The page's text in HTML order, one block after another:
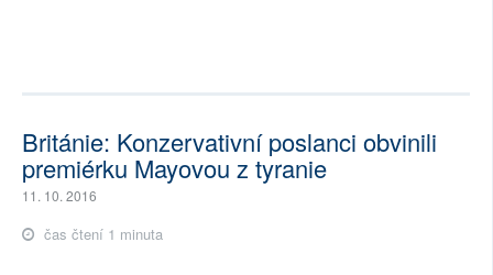
Británie: Konzervativní poslanci obvinili
premiérku Mayovou z tyranie
11. 10. 2016
čas čtení 1 minuta